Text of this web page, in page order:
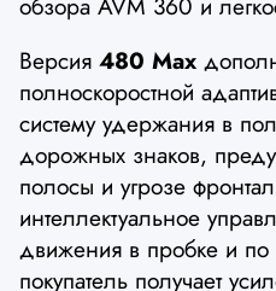
Версия 480 Max
полноскоростной
систему удержания в
дорожных знаков,
полосы и угрозе
интеллектуальное
движения в пробке и
покупатель получает